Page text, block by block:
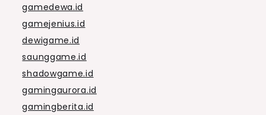
gamedewa.id
gamejenius.id
dewigame.id
saunggame.id
shadowgame.id
gamingaurora.id
gamingberita.id